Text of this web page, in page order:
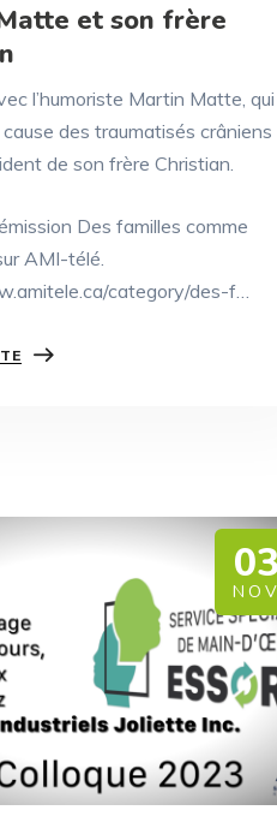
et son frère
l’humoriste Martin Matte, qui
des traumatisés crâniens
de son frère Christian.
Des familles comme
AMI-télé.
category/des-f…
03
NOV